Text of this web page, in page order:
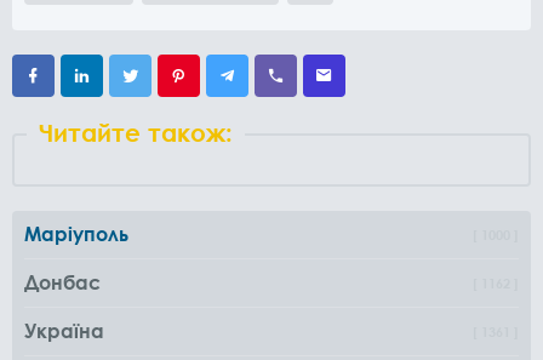
Читайте також:
Маріуполь
Донбас
Україна